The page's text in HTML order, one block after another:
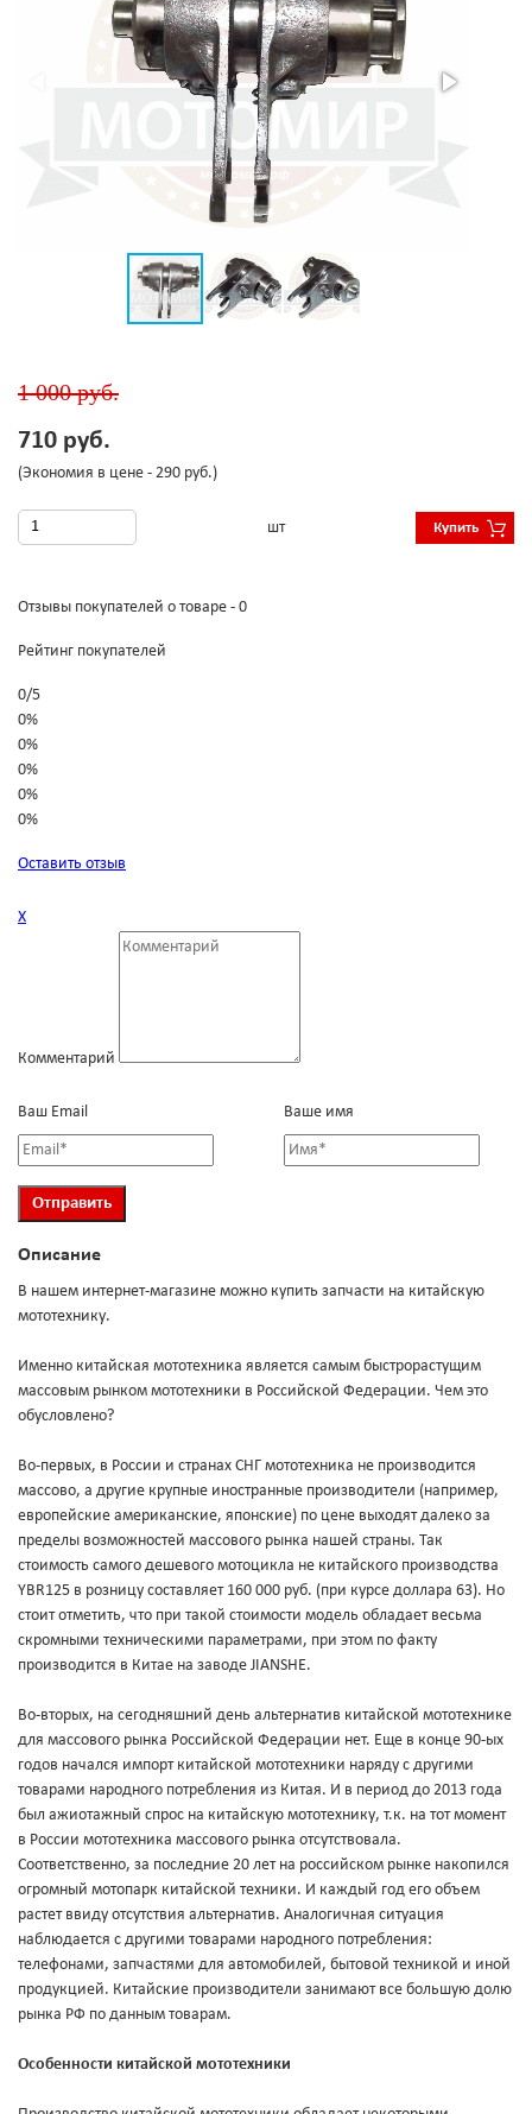
1 000 руб.
710 руб.
(Экономия в цене - 290 руб.)
шт Купить
Отзывы покупателей о товаре - 0
Рейтинг покупателей
0/5
0%
0%
0%
0%
0%
Оставить отзыв
Х
Комментарий
Ваш Email Ваше имя
Описание
В нашем интернет-магазине можно купить запчасти на китайскую
мототехнику.
Именно китайская мототехника является самым быстрорастущим
массовым рынком мототехники в Российской Федерации. Чем это
обусловлено?
Во-первых, в России и странах СНГ мототехника не производится
массово, а другие крупные иностранные производители (например,
европейские американские, японские) по цене выходят далеко за
пределы возможностей массового рынка нашей страны. Так
стоимость самого дешевого мотоцикла не китайского производства
YBR125 в розницу составляет 160 000 руб. (при курсе доллара 63). Но
стоит отметить, что при такой стоимости модель обладает весьма
скромными техническими параметрами, при этом по факту
производится в Китае на заводе JIANSHE.
Во-вторых, на сегодняшний день альтернатив китайской мототехнике
для массового рынка Российской Федерации нет. Еще в конце 90-ых
годов начался импорт китайской мототехники наряду с другими
товарами народного потребления из Китая. И в период до 2013 года
был ажиотажный спрос на китайскую мототехнику, т.к. на тот момент
в России мототехника массового рынка отсутствовала.
Соответственно, за последние 20 лет на российском рынке накопился
огромный мотопарк китайской техники. И каждый год его объем
растет ввиду отсутствия альтернатив. Аналогичная ситуация
наблюдается с другими товарами народного потребления:
телефонами, запчастями для автомобилей, бытовой техникой и иной
продукцией. Китайские производители занимают все большую долю
рынка РФ по данным товарам.
Особенности китайской мототехники